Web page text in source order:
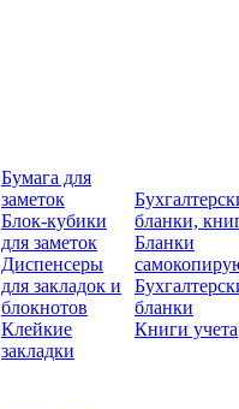
Бумага для
заметок
Блок-кубики
для заметок
Диспенсеры
для закладок и
блокнотов
Клейкие
закладки
бланки,
Бланки
бланки
Книги учета